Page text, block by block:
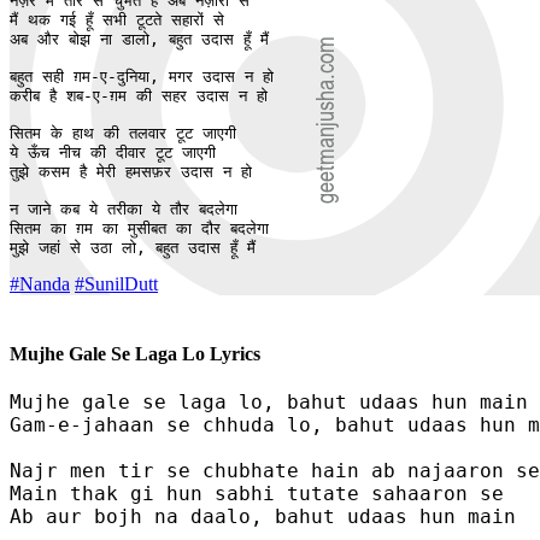
मैं थक गई हूँ सभी टूटते सहारों से
अब और बोझ ना डालो, बहुत उदास हूँ मैं
बहुत सही ग़म-ए-दुनिया, मगर उदास न हो
करीब है शब-ए-ग़म की सहर उदास न हो
सितम के हाथ की तलवार टूट जाएगी
ये ऊँच नीच की दीवार टूट जाएगी
तुझे कसम है मेरी हमसफ़र उदास न हो
न जाने कब ये तरीका ये तौर बदलेगा
सितम का ग़म का मुसीबत का दौर बदलेगा
मुझे जहां से उठा लो, बहुत उदास हूँ मैं
#Nanda #SunilDutt
Mujhe Gale Se Laga Lo Lyrics
Mujhe gale se laga lo, bahut udaas hun main
Gam-e-jahaan se chhuda lo, bahut udaas hun
Najr men tir se chubhate hain ab najaaron se
Main thak gi hun sabhi tutate sahaaron se
Ab aur bojh na daalo, bahut udaas hun main